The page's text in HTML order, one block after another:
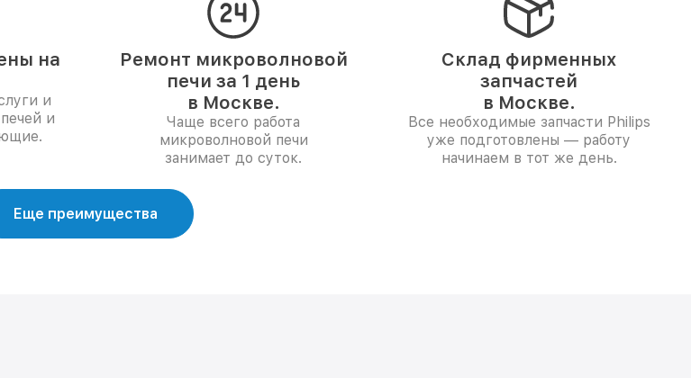
на
и
и
Ремонт микроволновой
печи за 1 день
в Москве.
Чаще всего работа
микроволновой печи
занимает до суток.
Склад фирменных
запчастей
в Москве.
Все необходимые запчасти Philips
уже подготовлены — работу
начинаем в тот же день.
Еще преимущества